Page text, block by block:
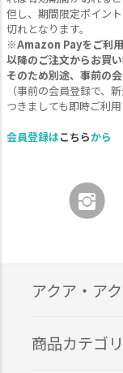
但し、期間限定ポイン
切れとなります。
※Amazon Payをご利用
以降のご注文からお買
そのため別途、事前の
（事前の会員登録で、
つきましても即時ご利用
会員登録はこちらから
アクア・ア
商品カテゴリ